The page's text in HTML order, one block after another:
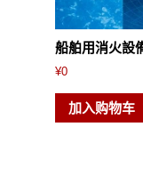
船舶用消火設
¥0
加入购物车